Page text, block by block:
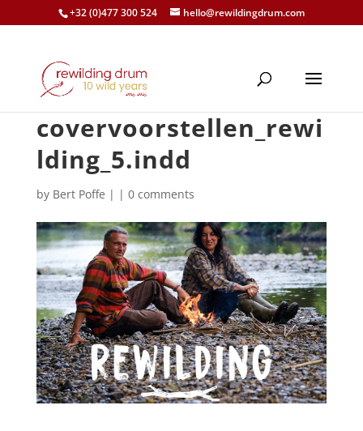
+32 (0)477 300 524 hello@rewildingdrum.com
covervoorstellen_rewi
lding_5.indd
by Bert Poffe | | 0 comments